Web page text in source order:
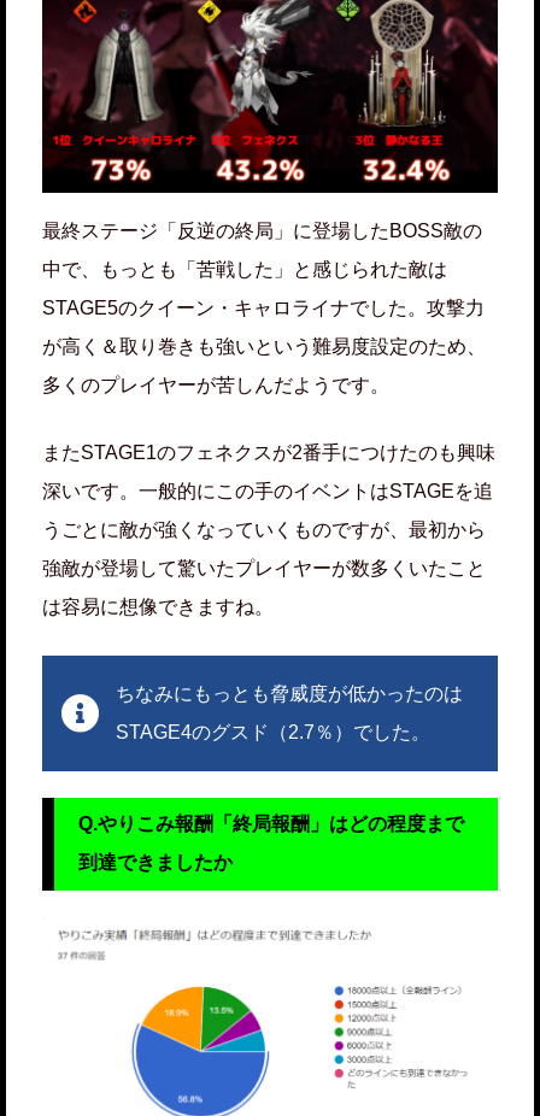
最終ステージ「反逆の終局」に登場したBOSS敵の
中で、もっとも「苦戦した」と感じられた敵は
STAGE5のクイーン・キャロライナでした。攻撃力
が高く＆取り巻きも強いという難易度設定のため、
多くのプレイヤーが苦しんだようです。
またSTAGE1のフェネクスが2番手につけたのも興味
深いです。一般的にこの手のイベントはSTAGEを追
うごとに敵が強くなっていくものですが、最初から
強敵が登場して驚いたプレイヤーが数多くいたこと
は容易に想像できますね。
ちなみにもっとも脅威度が低かったのは
STAGE4のグスド（2.7％）でした。
Q.やりこみ報酬「終局報酬」はどの程度まで
到達できましたか